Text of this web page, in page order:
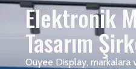
Elektronik
Tasarım
Ouyee Display, markalara